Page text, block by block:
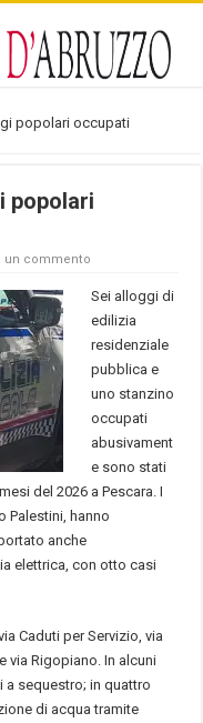
popolari occupati
popolari
un commento
Sei alloggi di
edilizia
residenziale
pubblica e
uno stanzino
occupati
abusivament
e sono stati
del 2026 a Pescara. I
Palestini, hanno
anche
elettrica, con otto casi
Caduti per Servizio, via
via Rigopiano. In alcuni
sequestro; in quattro
di acqua tramite